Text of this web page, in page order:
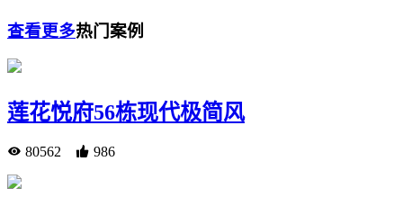
查看更多热门案例
莲花悦府56栋现代极简风
80562 986